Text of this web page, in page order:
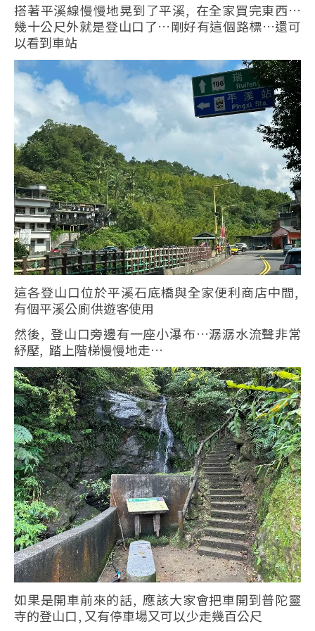
搭著平溪線慢慢地晃到了平溪, 在全家買完東西…
幾十公尺外就是登山口了…剛好有這個路標…還可
以看到車站
這各登山口位於平溪石底橋與全家便利商店中間,
有個平溪公廁供遊客使用
然後, 登山口旁邊有一座小瀑布…潺潺水流聲非常
紓壓, 踏上階梯慢慢地走…
如果是開車前來的話, 應該大家會把車開到普陀靈
寺的登山口, 又有停車場又可以少走幾百公尺